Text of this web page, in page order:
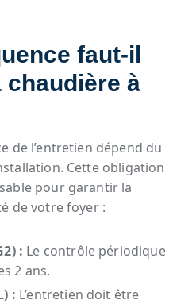
faut-il
à
de l’entretien dépend du
Cette obligation
pour garantir la
de votre foyer :
: Le contrôle périodique
2 ans.
: L’entretien doit être